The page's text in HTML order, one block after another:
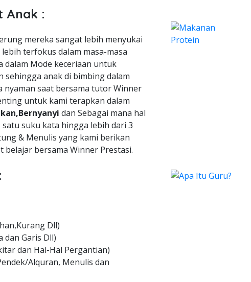
Anak :
mereka sangat lebih menyukai
terfokus dalam masa-masa
dalam Mode keceriaan untuk
sehingga anak di bimbing dalam
nyaman saat bersama tutor Winner
untuk kami terapkan dalam
dan Sebagai mana hal
suku kata hingga lebih dari 3
& Menulis yang kami berikan
belajar bersama Winner Prestasi.
Dll)
dan Garis Dll)
dan Hal-Hal Pergantian)
Alquran, Menulis dan